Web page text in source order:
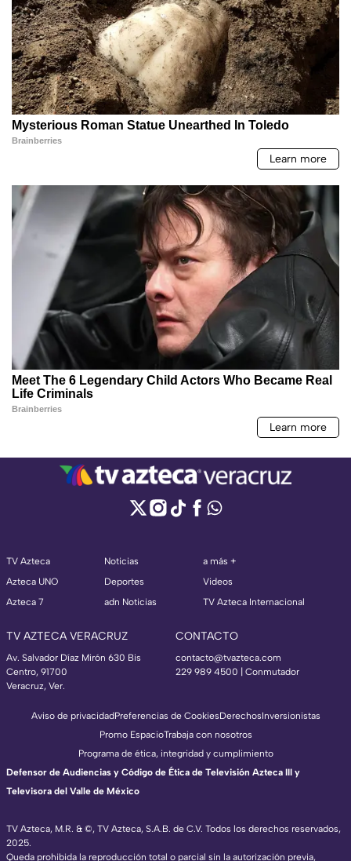
TV Azteca
Azteca UNO
Azteca 7
Noticias
Deportes
adn Noticias
a más +
Videos
TV Azteca Internacional
TV AZTECA VERACRUZ
Av. Salvador Díaz Mirón 630 Bis
Centro, 91700
Veracruz, Ver.
CONTACTO
contacto@tvazteca.com
229 989 4500 | Conmutador
TV Azteca, M.R. & ©, TV Azteca, S.A.B. de C.V. Todos los derechos reservados,
2025.
Queda prohibida la reproducción total o parcial sin la autorización previa,
Aviso de privacidadPreferencias de CookiesDerechosInversionistas
Promo EspacioTrabaja con nosotros
Programa de ética, integridad y cumplimiento
Defensor de Audiencias y Código de Ética de Televisión Azteca III y
Televisora del Valle de México